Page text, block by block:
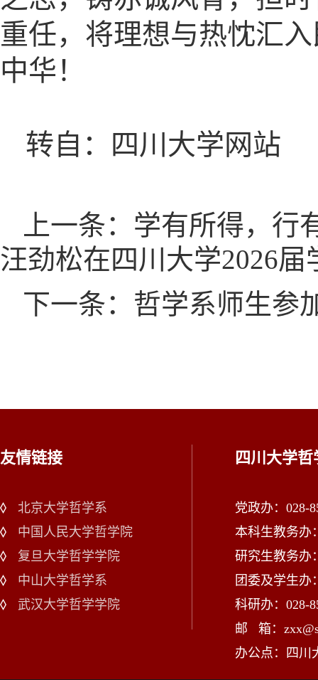
重任，将理想与热忱汇
中华！
转自：四川大学网站
上一条：学有所得，
汪劲松在四川大学2026
下一条：哲学系师生参
友情链接
北京大学哲学系
中国人民大学哲学院
复旦大学哲学学院
中山大学哲学系
武汉大学哲学学院
四川大学哲
党政办：028-
本科生教务办
研究生教务办
团委及学生办
科研办：028-
邮 箱：
办公点：四川